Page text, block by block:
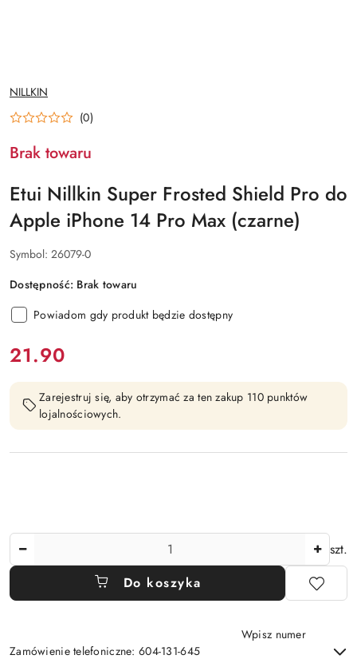
NAZWA
PRODUCENTA:
NILLKIN
(0)
Brak towaru
Etui Nillkin Super Frosted Shield Pro do
Apple iPhone 14 Pro Max (czarne)
Symbol: 26079-0
Dostępność: Brak towaru
Powiadom gdy produkt będzie dostępny
cena:
21.90
Zarejestruj się, aby otrzymać za ten zakup 110 punktów
lojalnościowych.
szt.
Do koszyka
Zamówienie telefoniczne: 604-131-645
Wpisz numer